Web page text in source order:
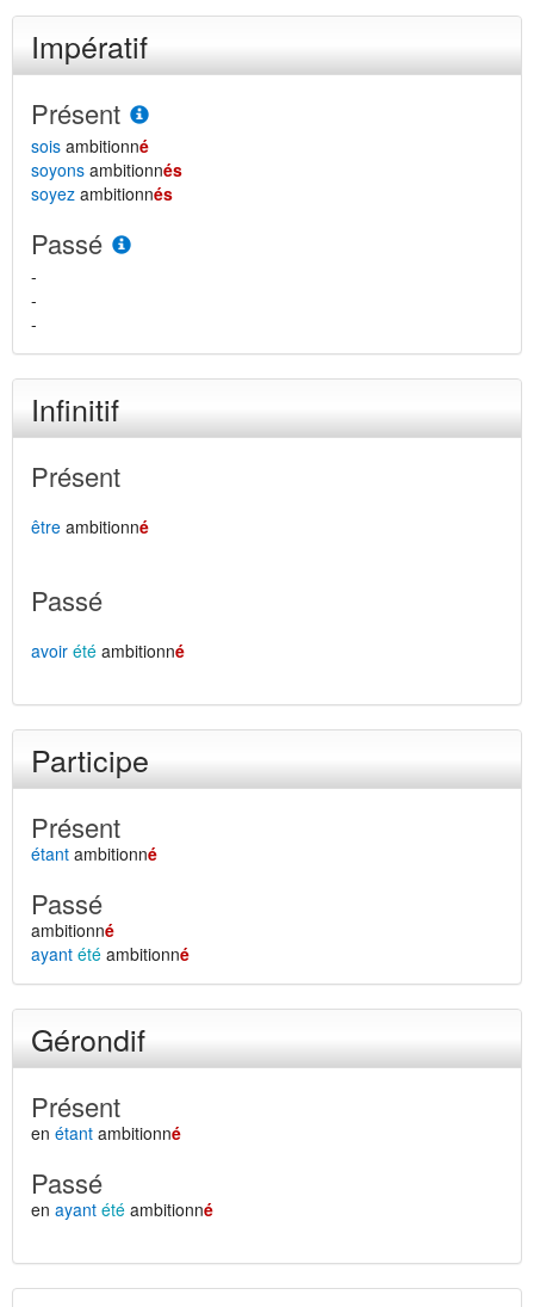
Impératif
Présent
sois ambitionné
soyons ambitionnés
soyez ambitionnés
Passé
-
-
-
Infinitif
Présent
être ambitionné
Passé
avoir été ambitionné
Participe
Présent
étant ambitionné
Passé
ambitionné
ayant été ambitionné
Gérondif
Présent
en étant ambitionné
Passé
en ayant été ambitionné